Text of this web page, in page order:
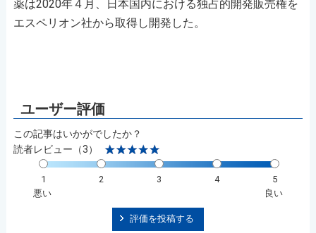
薬は2020年４月、日本国内における独占的開発販売権を
エスペリオン社から取得し開発した。
この記事はいかがでしたか？
読者レビュー（3）
1 2 3 4
5
悪い
良い
評価を投稿する